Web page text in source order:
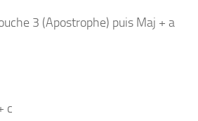
3 (Apostrophe) puis Maj + a
c